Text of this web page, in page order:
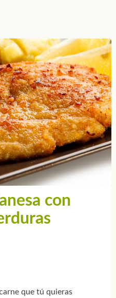
con
que tú quieras